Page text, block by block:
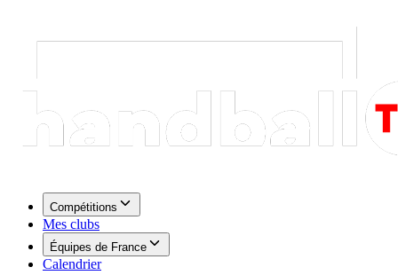
Compétitions
Mes clubs
Équipes de France
Calendrier